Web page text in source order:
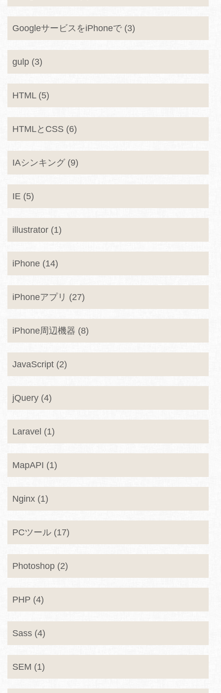
GoogleサービスをiPhoneで (3)
gulp (3)
HTML (5)
HTMLとCSS (6)
IAシンキング (9)
IE (5)
illustrator (1)
iPhone (14)
iPhoneアプリ (27)
iPhone周辺機器 (8)
JavaScript (2)
jQuery (4)
Laravel (1)
MapAPI (1)
Nginx (1)
PCツール (17)
Photoshop (2)
PHP (4)
Sass (4)
SEM (1)